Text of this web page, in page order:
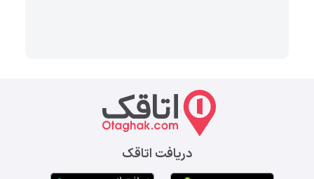
دریافت اتاقک